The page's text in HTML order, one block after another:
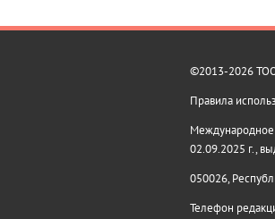
©2013-2026
Правила
Международное
02.09.2025 г.,
050026,
Телефон